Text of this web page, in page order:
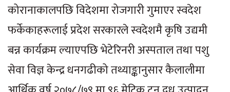
कोरानाकालपछि विदेशमा रोजगारी गुमाएर स्वदेश
फर्केकाहरूलाई प्रदेश सरकारले स्वदेशमै कृषि उद्यमी
बन्न कार्यक्रम ल्याएपछि भेटेरिनरी अस्पताल तथा पशु
सेवा विज्ञ केन्द्र धनगढीको तथ्याङ्कानुसार कैलालीमा